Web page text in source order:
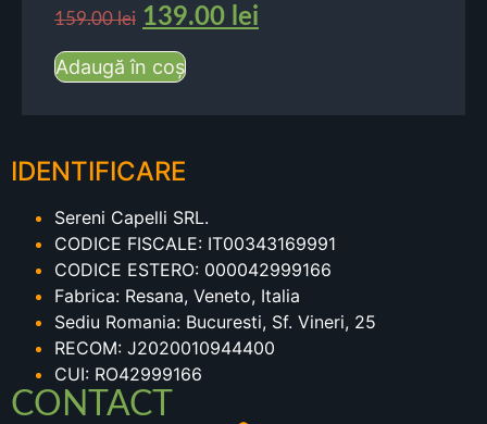
159.00lei 139.00 lei
Adaugă în coș
IDENTIFICARE
Sereni Capelli SRL.
CODICE FISCALE: IT00343169991
CODICE ESTERO: 000042999166
Fabrica: Resana, Veneto, Italia
Sediu Romania: Bucuresti, Sf. Vineri, 25
RECOM: J2020010944400
CUI: RO42999166
CONTACT